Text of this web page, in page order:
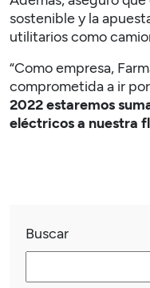
sostenible y la
utilitarios como
“Como empresa,
comprometida a ir
2022 estaremos
eléctricos a nuestra
Buscar